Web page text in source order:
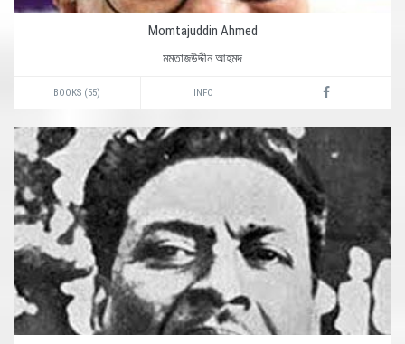
Momtajuddin Ahmed
মমতাজউদ্দীন আহমদ
BOOKS (55) INFO